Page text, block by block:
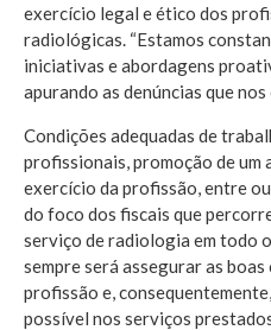
exercício legal e ético dos
radiológicas. “Estamos
iniciativas e abordagens
apurando as denúncias que
Condições adequadas de
profissionais, promoção de um
exercício da profissão, entre
do foco dos fiscais que
serviço de radiologia em todo
sempre será assegurar as
profissão e,
possível nos serviços